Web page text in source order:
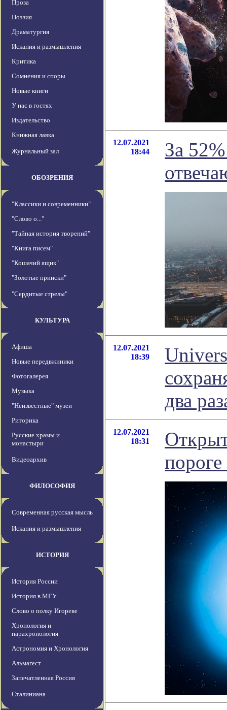
Проза
Поэзия
Драматургия
Искания и размышления
Критика
Сомнения и споры
Новые книги
У нас в гостях
Издательство
Книжная лавка
Журнальный зал
ОБОЗРЕНИЯ
"Классики и современники"
"Слово о..."
"Тайная история творений"
"Книга писем"
"Кошачий ящик"
"Золотые прииски"
"Сердитые стрелы"
КУЛЬТУРА
Афиша
Новые передвжиники
Фотогалерея
Музыка
"Неизвестные" музеи
Риторика
Русские храмы и
монастыри
Видеоархив
ФИЛОСОФИЯ
Современная русская мысль
Искания и размышления
ИСТОРИЯ
История России
История в МГУ
Слово о полку Игореве
Хронология и
парахронология
Астрономия и Хронология
Альмагест
Запечатленная Россия
Сталиниана
12.07.2021
18:44
За
12.07.2021
18:39
два
12.07.2021
18:31